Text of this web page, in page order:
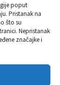
poput
Pristanak na
što su
Nepristanak
značajke i
naše